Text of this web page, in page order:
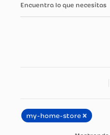
Encuentra lo que necesitas
my-home-store ×